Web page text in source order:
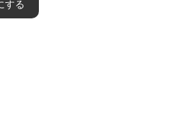
する